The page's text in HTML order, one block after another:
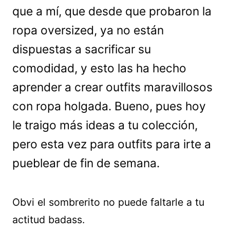
que a mí, que desde que probaron la
ropa oversized, ya no están
dispuestas a sacrificar su
comodidad, y esto las ha hecho
aprender a crear outfits maravillosos
con ropa holgada. Bueno, pues hoy
le traigo más ideas a tu colección,
pero esta vez para outfits para irte a
pueblear de fin de semana.
Obvi el sombrerito no puede faltarle a tu
actitud badass.